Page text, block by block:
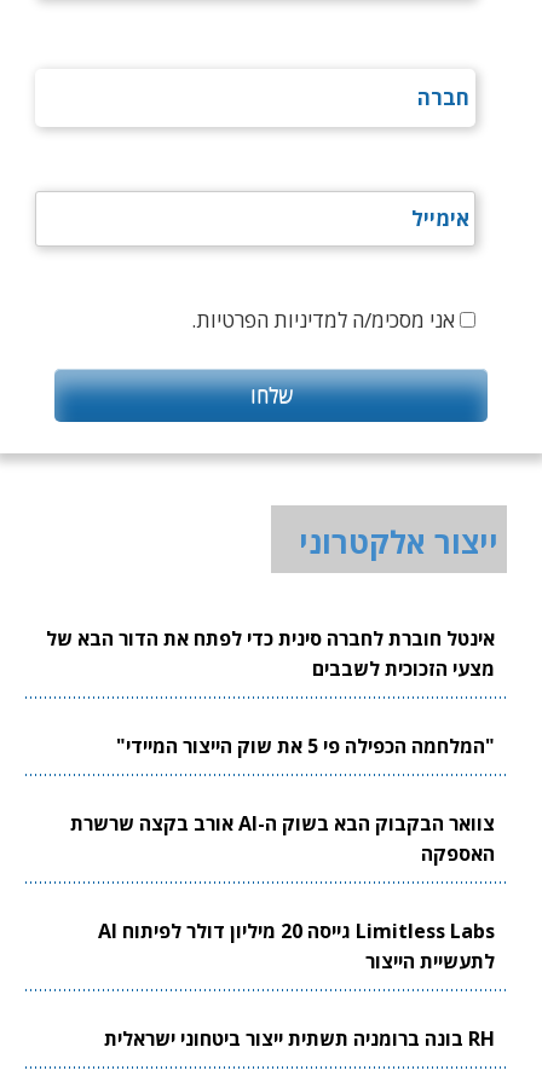
אני מסכימ/ה למדיניות הפרטיות.
ייצור אלקטרוני
אינטל חוברת לחברה סינית כדי לפתח את הדור הבא של
מצעי הזכוכית לשבבים
"המלחמה הכפילה פי 5 את שוק הייצור המיידי"
צוואר הבקבוק הבא בשוק ה-AI אורב בקצה שרשרת
האספקה
Limitless Labs גייסה 20 מיליון דולר לפיתוח AI
לתעשיית הייצור
RH בונה ברומניה תשתית ייצור ביטחוני ישראלית